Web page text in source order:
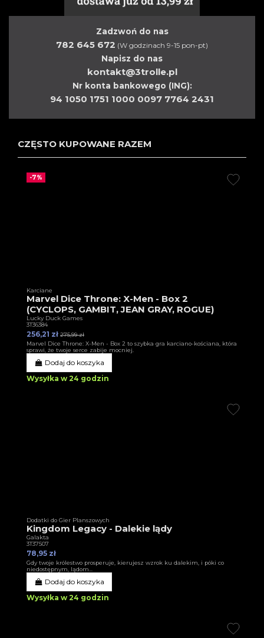
Zadzwoń do nas
782 645 672 (W godzinach 9-15 pon-pt)
Napisz do nas
kontakt@3trolle.pl
Nr konta bankowego (ING):
94 1050 1751 1000 0097 7764 2431
CZĘSTO KUPOWANE RAZEM
-7%
Karciane
Marvel Dice Throne: X-Men - Box 2
(CYCLOPS, GAMBIT, JEAN GRAY, ROGUE)
Lucky Duck Games
3T36384
256,21 zł 275,99 zł
Marvel Dice Throne: X-Men - Box 2 to szybka gra karciano-kościana, która
sprawi, że twoje serce zabije mocniej.
Dodaj do koszyka
Wysyłka w 24 godzin
Dodatki do Gier Planszowych
Kingdom Legacy - Dalekie lądy
Galakta
3T37507
78,95 zł
Gdy twoje królestwo prosperuje, kierujesz wzrok ku dalekim, i póki co
niedostępnym, lądom...
Dodaj do koszyka
Wysyłka w 24 godzin